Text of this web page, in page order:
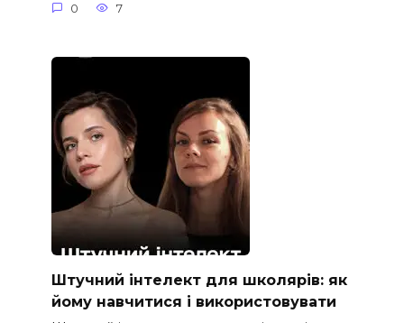
0 7
Штучний інтелект для школярів: як
йому навчитися і використовувати